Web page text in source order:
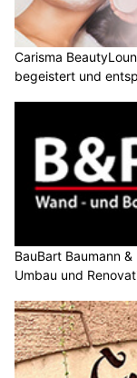
Carisma
begeistert und
BauBart Baumann
Umbau und